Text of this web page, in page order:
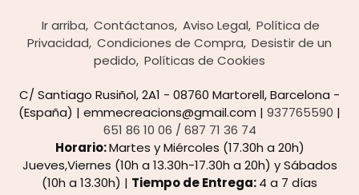
Ir arriba Contáctanos Aviso Legal Política de
Privacidad Condiciones de Compra Desistir de un
pedido Políticas de Cookies
C/ Santiago Rusiñol, 2A1 - 08760 Martorell, Barcelona -
(España) | emmecreacions@gmail.com | 937765590 |
651 86 10 06 / 687 71 36 74
Horario:Martes y Miércoles (17.30h a 20h)
Jueves,Viernes (10h a 13.30h-17.30h a 20h) y Sábados
(10h a 13.30h) | Tiempo de Entrega:4 a 7 días